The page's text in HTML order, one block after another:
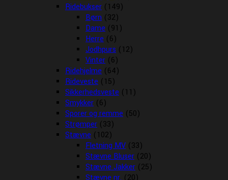
Ridebukser (149)
Børn (32)
Dame (91)
Herre (6)
Jodhpurs (12)
Vinter (6)
Ridehjelme (64)
Rideveste (15)
Sikkerhedsveste (11)
Smykker (6)
Sporer og remme (50)
Strømper (33)
Stævne (102)
Fletning MV (33)
Stævne Bluser (20)
Stævne Jakker (25)
Stævne nr. (20)